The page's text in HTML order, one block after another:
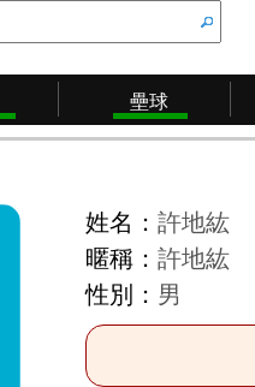
壘球
姓名： 許地紘
暱稱： 許地紘
性別： 男